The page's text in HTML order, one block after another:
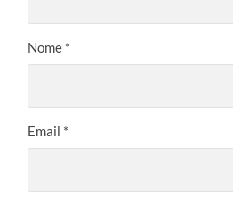
Nome *
Email *